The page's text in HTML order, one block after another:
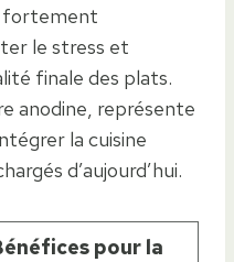
fortement
le stress et
finale des plats.
anodine, représente
la cuisine
d’aujourd’hui.
pour la